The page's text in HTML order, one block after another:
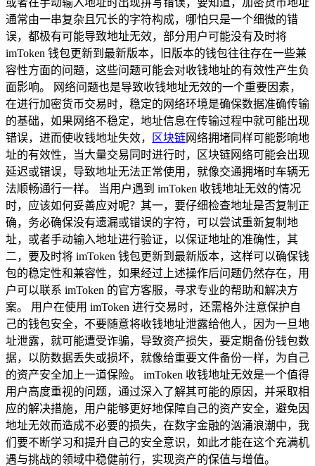
通常由一串复杂且冗长的字符构成，哪怕只是一个细微的错
误，都极有可能导致地址无效，部分用户可能没有及时将
imToken 钱包更新到最新版本，旧版本的钱包往往存在一些兼
容性方面的问题，这些问题可能会对收钱地址的有效性产生负
面影响。 网络问题也是导致收钱地址无效的一个重要因素，
在进行加密货币交易时，稳定的网络环境是确保数据准确传输
的基础，如果网络不稳定，地址信息在传输过程中就可能出现
错误，进而使收钱地址失效，
区块链网络拥堵同样可能影响地
址的有效性，当大量交易同时进行时，区块链网络可能会出现
延迟或错误，导致地址无法正常使用，就像交通拥堵时车辆无
法顺畅通行一样。 当用户遇到 imToken 收钱地址无效的情况
时，应该如何妥善应对呢？其一，要仔细检查地址是否复制正
确，务必确保没有遗漏或错误的字符，可以尝试重新复制地
址，或者手动输入地址进行验证，以保证地址的准确性，其
二，要及时将 imToken 钱包更新到最新版本，这样可以确保钱
包的稳定性和兼容性，如果经过上述操作后问题仍然存在，用
户可以联系 imToken 的官方客服，寻求专业的帮助和解决方
案。 用户在使用 imToken 进行交易时，还需格外注意保护自
己的钱包安全，不要随意将收钱地址泄露给他人，因为一旦地
址泄露，就可能遭受诈骗，导致资产损失，要定期备份钱包数
据，以防数据丢失或损坏，就像给重要文件备份一样，为自己
的资产安全加上一道保险。 imToken 收钱地址无效是一个值得
用户高度重视的问题，通过深入了解其可能的原因，并采取相
应的解决措施，用户能够更好地保障自己的资产安全，避免因
地址无效而造成不必要的损失，在数字金融的汹涌浪潮中，我
们要不断学习和提升自己的安全意识，如此才能在这个充满机
遇与挑战的领域中稳健前行，实现资产的保值与增值。